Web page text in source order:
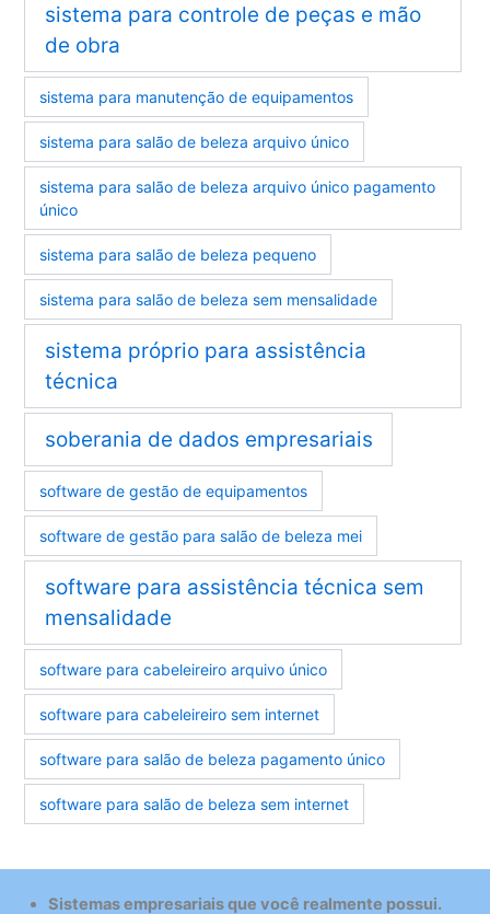
sistema para controle de peças e mão
de obra
sistema para manutenção de equipamentos
sistema para salão de beleza arquivo único
sistema para salão de beleza arquivo único pagamento
único
sistema para salão de beleza pequeno
sistema para salão de beleza sem mensalidade
sistema próprio para assistência
técnica
soberania de dados empresariais
software de gestão de equipamentos
software de gestão para salão de beleza mei
software para assistência técnica sem
mensalidade
software para cabeleireiro arquivo único
software para cabeleireiro sem internet
software para salão de beleza pagamento único
software para salão de beleza sem internet
Sistemas empresariais que você realmente possui.